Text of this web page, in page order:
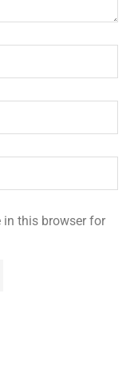
in this browser for